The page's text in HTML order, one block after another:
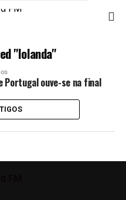
"Iolanda"
Portugal ouve-se na final